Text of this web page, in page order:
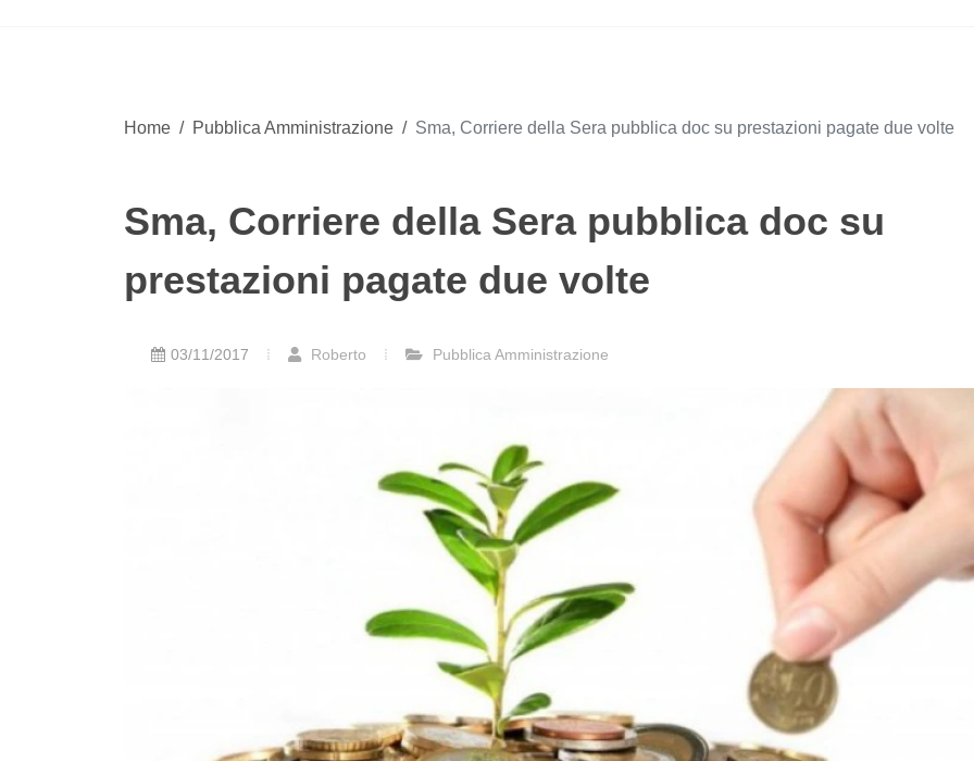
Home / Pubblica Amministrazione / Sma, Corriere della Sera pubblica doc su prestazioni pagate due volte
Sma, Corriere della Sera pubblica doc su
prestazioni pagate due volte
03/11/2017 Roberto Pubblica Amministrazione